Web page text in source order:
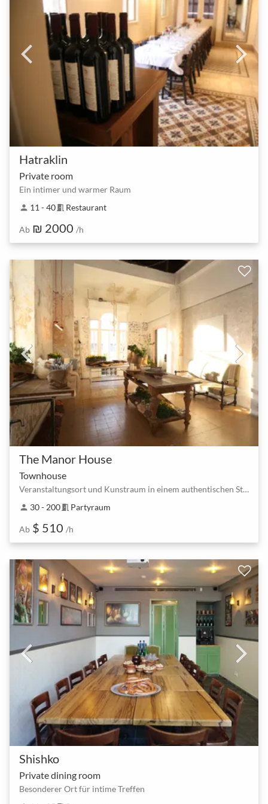
Hatraklin
Private room
Ein intimer und warmer Raum
person 11 - 40meeting_room Restaurant
Ab ₪ 2000 /h
The Manor House
Townhouse
Veranstaltungsort und Kunstraum in einem authentischen Stadthaus im osmanischen Stil
person 30 - 200meeting_room Partyraum
Ab $ 510 /h
Shishko
Private dining room
Besonderer Ort für intime Treffen